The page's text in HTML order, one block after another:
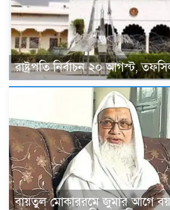
রাষ্ট্রপতি নির্বাচন ২০ আগস্ট,
বায়তুল মোকাররমে জুমার আগে